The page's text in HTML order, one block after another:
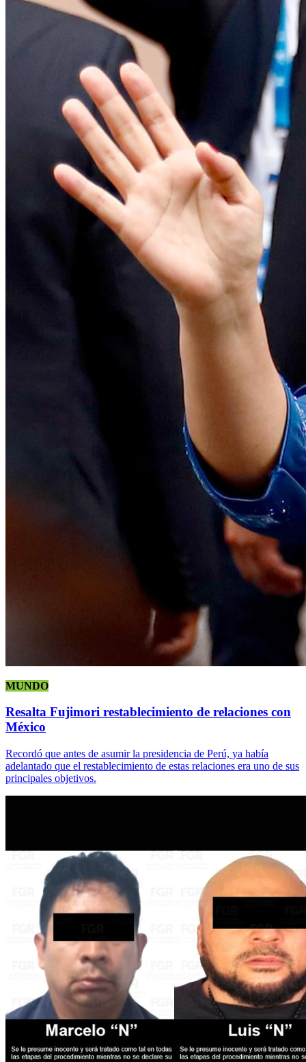
MUNDO
Resalta Fujimori restablecimiento de relaciones con
México
Recordó que antes de asumir la presidencia de Perú, ya había
adelantado que el restablecimiento de estas relaciones era uno de sus
principales objetivos.